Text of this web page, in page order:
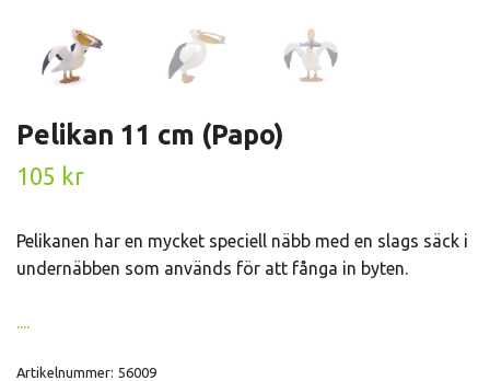
Pelikan 11 cm (Papo)
105 kr
Pelikanen har en mycket speciell näbb med en slags säck i
undernäbben som används för att fånga in byten.
....
Artikelnummer: 56009